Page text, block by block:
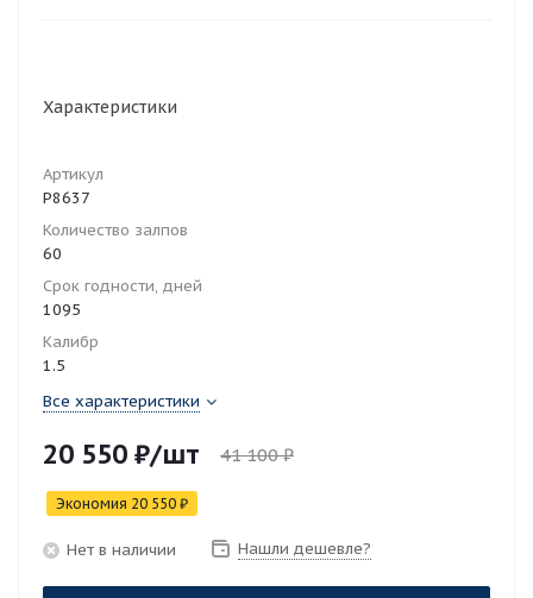
Характеристики
Артикул
Р8637
Количество залпов
60
Срок годности, дней
1095
Калибр
1.5
Все характеристики
20 550 ₽/шт 41 100₽
Экономия 20 550 ₽
Нет в наличии Нашли дешевле?